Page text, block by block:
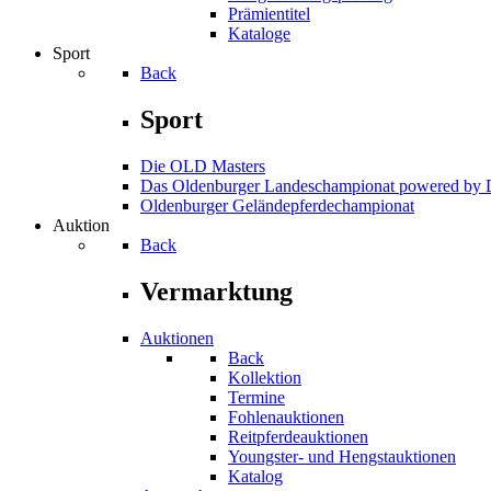
Prämientitel
Kataloge
Sport
Back
Sport
Die OLD Masters
Das Oldenburger Landeschampionat powered by
Oldenburger Geländepferde­championat
Auktion
Back
Vermarktung
Auktionen
Back
Kollektion
Termine
Fohlenauktionen
Reitpferdeauktionen
Youngster- und Hengstauktionen
Katalog